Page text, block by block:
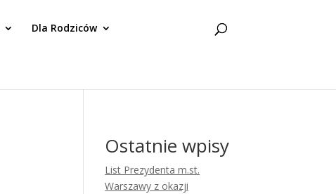
Dla Rodziców
Ostatnie wpisy
List Prezydenta m.st.
Warszawy z okazji